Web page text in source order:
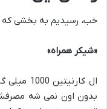
خب، رسیدیم به بخشی که
«شیکر همراه»
ال
بدون اون نمی شه